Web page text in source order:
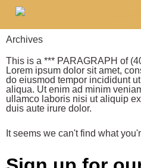
Archives
This is a *** PARAGRAPH of
Lorem ipsum dolor sit amet,
do eiusmod tempor incididunt
aliqua. Ut enim ad minim
ullamco laboris nisi ut aliquip
duis aute irure dolor.
It seems we can't find what